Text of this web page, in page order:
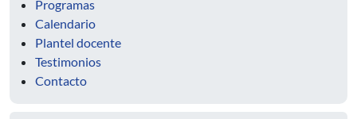
Programas
Calendario
Plantel docente
Testimonios
Contacto